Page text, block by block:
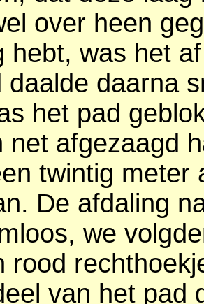
over heen
hebt, was het
daalde daarna
het pad
net afgezaagd
twintig meter
De afdaling
we
rood
van het pad